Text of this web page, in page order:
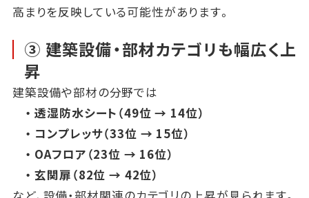
高まりを反映している可能性があります。
③ 建築設備・部材カテゴリも幅広く上
昇
建築設備や部材の分野では
・ 透湿防水シート（49位 → 14位）
・ コンプレッサ（33位 → 15位）
・ OAフロア（23位 → 16位）
・ 玄関扉（82位 → 42位）